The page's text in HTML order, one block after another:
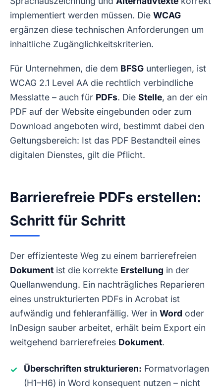
implementiert werden müssen. Die WCAG
ergänzen diese technischen Anforderungen um
inhaltliche Zugänglichkeitskriterien.
Für Unternehmen, die dem BFSG unterliegen, ist
WCAG 2.1 Level AA die rechtlich verbindliche
Messlatte – auch für PDFs. Die Stelle, an der ein
PDF auf der Website eingebunden oder zum
Download angeboten wird, bestimmt dabei den
Geltungsbereich: Ist das PDF Bestandteil eines
digitalen Dienstes, gilt die Pflicht.
Barrierefreie PDFs erstellen:
Schritt für Schritt
Der effizienteste Weg zu einem barrierefreien
Dokument ist die korrekte Erstellung in der
Quellanwendung. Ein nachträgliches Reparieren
eines unstrukturierten PDFs in Acrobat ist
aufwändig und fehleranfällig. Wer in Word oder
InDesign sauber arbeitet, erhält beim Export ein
weitgehend barrierefreies Dokument.
✓ Überschriften strukturieren: Formatvorlagen
(H1–H6) in Word konsequent nutzen – nicht